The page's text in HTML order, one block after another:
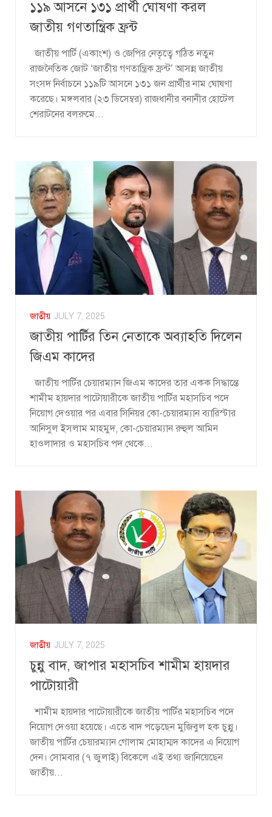
১১৯ আসনে ১৩১ প্রার্থী ঘোষণা করল
জাতীয় গণতান্ত্রিক ফ্রন্ট
জাতীয় পার্টি (একাংশ) ও জেপির নেতৃত্বে গঠিত নতুন
রাজনৈতিক জোট ‘জাতীয় গণতান্ত্রিক ফ্রন্ট’ আসন্ন জাতীয়
সংসদ নির্বাচনে ১১৯টি আসনে ১৩১ জন প্রার্থীর নাম ঘোষণা
করেছে। মঙ্গলবার (২৩ ডিসেম্বর) রাজধানীর বনানীর হোটেল
শেরাটনের বলরুমে...
জাতীয় JULY 7, 2025
জাতীয় পার্টির তিন নেতাকে অব্যাহতি দিলেন
জিএম কাদের
জাতীয় পার্টির চেয়ারম্যান জিএম কাদের তার একক সিদ্ধান্তে
শামীম হায়দার পাটোয়ারীকে জাতীয় পার্টির মহাসচিব পদে
নিয়োগ দেওয়ার পর এবার সিনিয়র কো-চেয়ারম্যান ব্যারিস্টার
আনিসুল ইসলাম মাহমুদ, কো-চেয়ারম্যান রুহুল আমিন
হাওলাদার ও মহাসচিব পদ থেকে...
জাতীয় JULY 7, 2025
চুন্নু বাদ, জাপার মহাসচিব শামীম হায়দার
পাটোয়ারী
শামীম হায়দার পাটোয়ারীকে জাতীয় পার্টির মহাসচিব পদে
নিয়োগ দেওয়া হয়েছে। এতে বাদ পড়েছেন মুজিবুল হক চুন্নু।
জাতীয় পার্টির চেয়ারম্যান গোলাম মোহাম্মদ কাদের এ নিয়োগ
দেন। সোমবার (৭ জুলাই) বিকেলে এই তথ্য জানিয়েছেন
জাতীয়...